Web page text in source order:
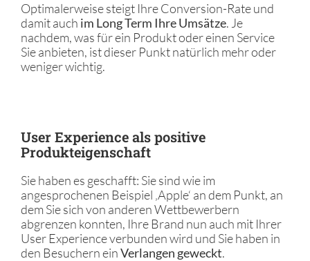
Optimalerweise steigt Ihre Conversion-Rate und
damit auch im Long Term Ihre Umsätze. Je
nachdem, was für ein Produkt oder einen Service
Sie anbieten, ist dieser Punkt natürlich mehr oder
weniger wichtig.
User Experience als positive
Produkteigenschaft
Sie haben es geschafft: Sie sind wie im
angesprochenen Beispiel ‚Apple‘ an dem Punkt, an
dem Sie sich von anderen Wettbewerbern
abgrenzen konnten, Ihre Brand nun auch mit Ihrer
User Experience verbunden wird und Sie haben in
den Besuchern einVerlangen geweckt.